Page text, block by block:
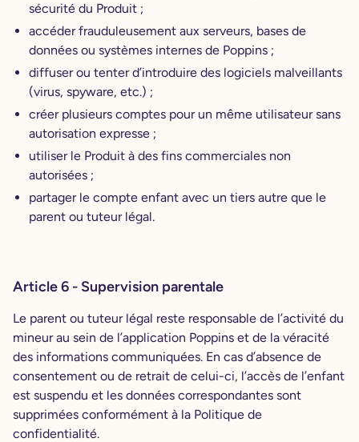
sécurité du Produit ;
accéder frauduleusement aux serveurs, bases de
données ou systèmes internes de Poppins ;
diffuser ou tenter d’introduire des logiciels malveillants
(virus, spyware, etc.) ;
créer plusieurs comptes pour un même utilisateur sans
autorisation expresse ;
utiliser le Produit à des fins commerciales non
autorisées ;
partager le compte enfant avec un tiers autre que le
parent ou tuteur légal.
Article 6 - Supervision parentale
Le parent ou tuteur légal reste responsable de l’activité du
mineur au sein de l’application Poppins et de la véracité
des informations communiquées. En cas d’absence de
consentement ou de retrait de celui-ci, l’accès de l’enfant
est suspendu et les données correspondantes sont
supprimées conformément à la Politique de
confidentialité.